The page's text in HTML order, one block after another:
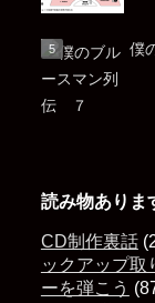
僕
読み物ありま
CD制作裏話
ックアップ取
ーを弾こう